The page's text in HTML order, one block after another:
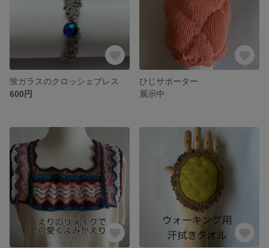
蛍ガラスのクロッシェブレス
600円
ひじサポーター
展示中